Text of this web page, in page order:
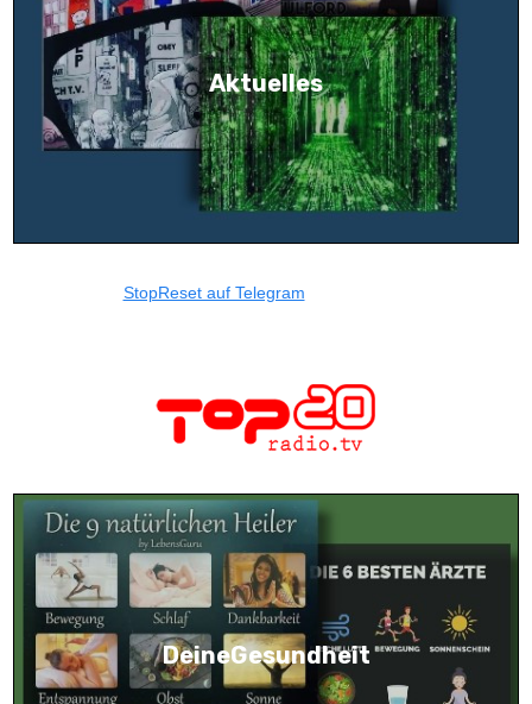
Aktuelles
StopReset auf Telegram
DeineGesundheit